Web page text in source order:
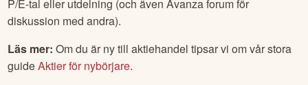
P/E-tal eller utdelning (och även Avanza forum för
diskussion med andra).
Läs mer: Om du är ny till aktiehandel tipsar vi om vår stora
guideAktier för nybörjare.